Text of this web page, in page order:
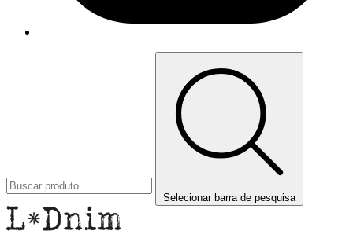
Selecionar barra de pesquisa